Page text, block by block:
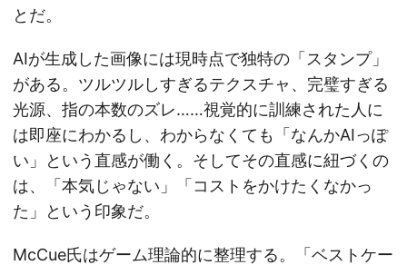
とだ。
AIが生成した画像には現時点で独特の「スタンプ」
がある。ツルツルしすぎるテクスチャ、完璧すぎる
光源、指の本数のズレ……視覚的に訓練された人に
は即座にわかるし、わからなくても「なんかAIっぽ
い」という直感が働く。そしてその直感に紐づくの
は、「本気じゃない」「コストをかけたくなかっ
た」という印象だ。
McCue氏はゲーム理論的に整理する。「ベストケー